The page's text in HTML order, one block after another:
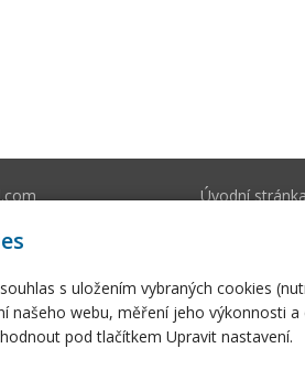
Úvodní
s uložením vybraných cookies
našeho webu, měření jeho výkonnosti
pod tlačítkem Upravit nastavení.